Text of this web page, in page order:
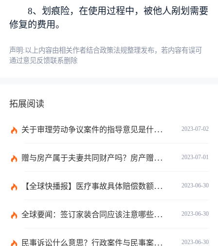
8、划痕险，在使用过程中，被他人剐划需要
修复的费用。
声明:以上内容由相关作者结合政策法规整理发布，若内容有误可
通过意见反馈联系删除
拓展阅读
2023-07-02
关于审理劳动争议案件的指导意见是什么？法院审理劳动争议案件的条件是什么？
2023-07-01
赠与房产属于夫妻共同财产吗？房产赠与和过户哪个划算？
2023-06-30
【全球快播报】医疗事故具体赔偿数额是多少？医疗事故技术鉴定有什么重要性？
2023-06-30
全球要闻：签订家装合同应该注意哪些事项？签订家装合同需要房屋所有人签订吗？
2023-06-30
民事诉讼什么意思？行政案件与民事案件区别在哪？_世界通讯